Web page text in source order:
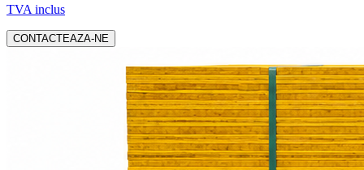
TVA inclus
CONTACTEAZA-NE